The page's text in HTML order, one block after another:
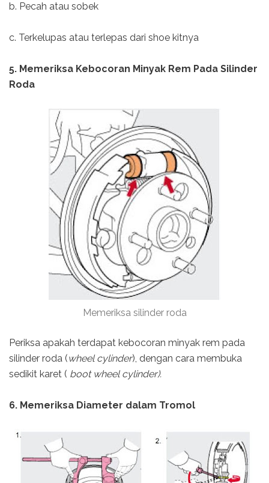
b. Pecah atau sobek
c. Terkelupas atau terlepas dari shoe kitnya
5. Memeriksa Kebocoran Minyak Rem Pada Silinder
Roda
Memeriksa silinder roda
Periksa apakah terdapat kebocoran minyak rem pada
silinder roda (wheel cylinder), dengan cara membuka
sedikit karet ( boot wheel cylinder).
6. Memeriksa Diameter dalam Tromol